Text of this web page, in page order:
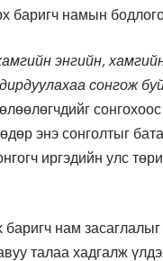
баригч намын
энгийн,
сонгож
энэ сонголтыг
иргэдийн улс
нам
талаа хадгалж